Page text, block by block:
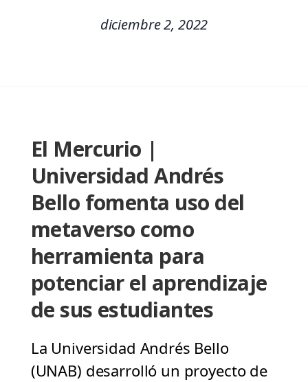
diciembre 2, 2022
El Mercurio |
Universidad Andrés
Bello fomenta uso del
metaverso como
herramienta para
potenciar el aprendizaje
de sus estudiantes
La Universidad Andrés Bello
(UNAB) desarrolló un proyecto de